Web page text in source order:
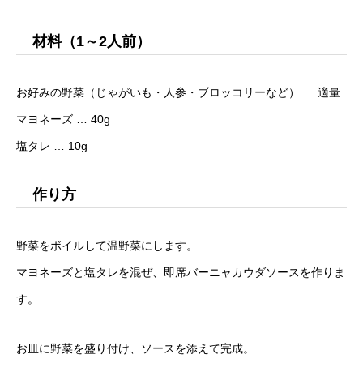
材料（1～2人前）
お好みの野菜（じゃがいも・人参・ブロッコリーなど） … 適量
マヨネーズ … 40g
塩タレ … 10g
作り方
野菜をボイルして温野菜にします。
マヨネーズと塩タレを混ぜ、即席バーニャカウダソースを作りま
す。
お皿に野菜を盛り付け、ソースを添えて完成。